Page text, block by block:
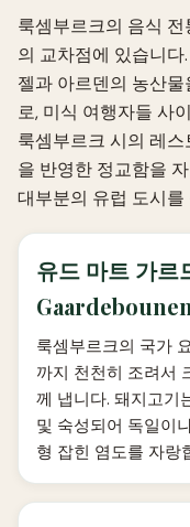
룩셈부르크의 음식 전
의 교차점에 있습니다
젤과 아르덴의 농산물
로, 미식 여행자들 사
룩셈부르크 시의 레스
을 반영한 정교함을
대부분의 유럽 도시를
유드 마트 가
룩셈부르크의 국가
까지 천천히 조려서
께 냅니다. 돼지고기
및 숙성되어 독일이
형 잡힌 염도를 자랑